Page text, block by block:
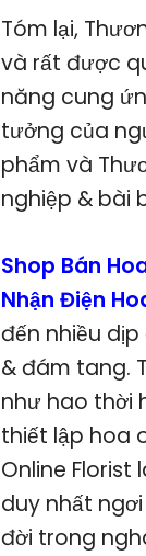
Tóm lại,
và rất được
năng cung
tưởng của
phẩm và
nghiệp & bài
Shop Bán
Nhận Điện
đến nhiều
& đám tang.
như hao thời
thiết lập hoa
Online
duy nhất
đời trong